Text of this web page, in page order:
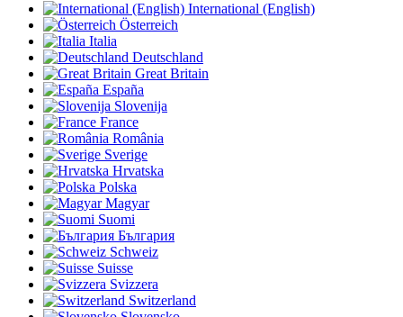
International (English)
Österreich
Italia
Deutschland
Great Britain
España
Slovenija
France
România
Sverige
Hrvatska
Polska
Magyar
Suomi
България
Schweiz
Suisse
Svizzera
Switzerland